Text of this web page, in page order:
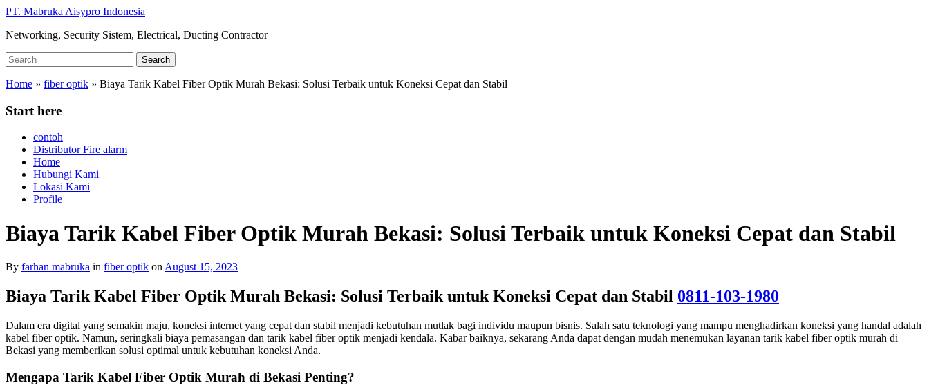
Skip
main
PT. Mabruka Aisypro Indonesia
Networking, Security Sistem, Electrical, Ducting Contractor
Search
for:
Search
Home » fiber optik » Biaya Tarik Kabel Fiber Optik Murah Bekasi: Solusi Terbaik untuk Koneksi Cepat dan Stabil
Start here
contoh
Distributor Fire alarm
Home
Hubungi Kami
Lokasi Kami
Profile
Biaya Tarik Kabel Fiber Optik Murah Bekasi: Solusi Terbaik untuk Koneksi Cepat dan Stabil
By farhan mabruka in fiber optik on August 15, 2023
Biaya Tarik Kabel Fiber Optik Murah Bekasi: Solusi Terbaik untuk Koneksi Cepat dan Stabil 0811-103-1980
Dalam era digital yang semakin maju, koneksi internet yang cepat dan stabil menjadi kebutuhan mutlak bagi individu maupun bisnis. Salah satu teknologi yang mampu menghadirkan koneksi yang handal adalah
kabel fiber optik. Namun, seringkali biaya pemasangan dan tarik kabel fiber optik menjadi kendala. Kabar baiknya, sekarang Anda dapat dengan mudah menemukan layanan tarik kabel fiber optik murah di
Bekasi yang memberikan solusi optimal untuk kebutuhan koneksi Anda.
Mengapa Tarik Kabel Fiber Optik Murah di Bekasi Penting?